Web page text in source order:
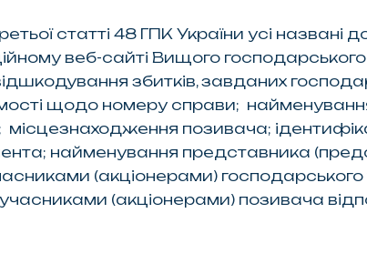
статті 48 ГПК України усі
веб-сайті Вищого господарського
збитків, завданих
щодо номеру справи;
позивача;
найменування представника
(акціонерами)
(акціонерами) позивача